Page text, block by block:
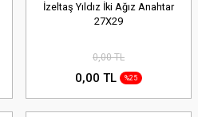
İzeltaş Yıldız İki Ağız Anahtar
27X29
0,00 TL
0,00 TL %25